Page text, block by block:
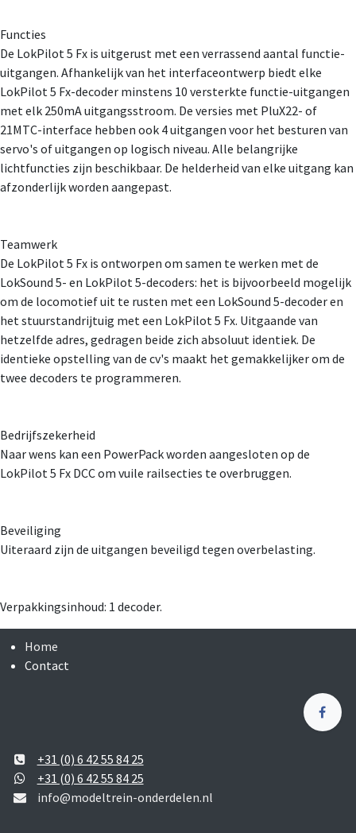
Functies
De LokPilot 5 Fx is uitgerust met een verrassend aantal functie-
uitgangen. Afhankelijk van het interfaceontwerp biedt elke
LokPilot 5 Fx-decoder minstens 10 versterkte functie-uitgangen
met elk 250mA uitgangsstroom. De versies met PluX22- of
21MTC-interface hebben ook 4 uitgangen voor het besturen van
servo's of uitgangen op logisch niveau. Alle belangrijke
lichtfuncties zijn beschikbaar. De helderheid van elke uitgang kan
afzonderlijk worden aangepast.
Teamwerk
De LokPilot 5 Fx is ontworpen om samen te werken met de
LokSound 5- en LokPilot 5-decoders: het is bijvoorbeeld mogelijk
om de locomotief uit te rusten met een LokSound 5-decoder en
het stuurstandrijtuig met een LokPilot 5 Fx. Uitgaande van
hetzelfde adres, gedragen beide zich absoluut identiek. De
identieke opstelling van de cv's maakt het gemakkelijker om de
twee decoders te programmeren.
Bedrijfszekerheid
Naar wens kan een PowerPack worden aangesloten op de
LokPilot 5 Fx DCC om vuile railsecties te overbruggen.
Beveiliging
Uiteraard zijn de uitgangen beveiligd tegen overbelasting.
Verpakkingsinhoud: 1 decoder.
Home
Contact
+31 (0) 6 42 55 84 25
+31 (0) 6 42 55 84 25
info@modeltrein-onderdelen.nl